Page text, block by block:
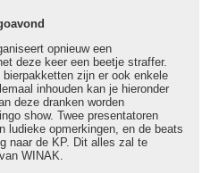
opnieuw een
deze keer een beetje straffer.
zijn er ook enkele
inhouden kan je hieronder
deze dranken worden
show. Twee presentatoren
ludieke opmerkingen, en de beats
naar de KP. Dit alles zal te
WINAK.